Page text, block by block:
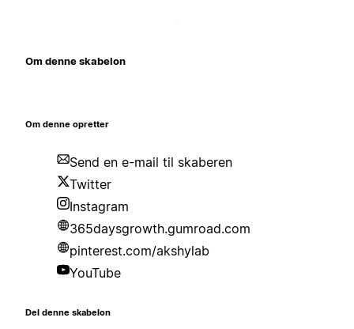
Om denne skabelon
Om denne opretter
Send en e-mail til skaberen
Twitter
Instagram
365daysgrowth.gumroad.com
pinterest.com/akshylab
YouTube
Del denne skabelon